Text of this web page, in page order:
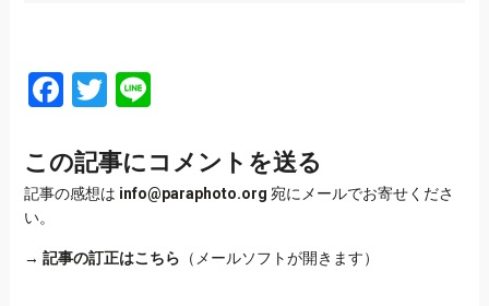
Facebook
Twitter
Line
この記事にコメントを送る
記事の感想は info@paraphoto.org 宛にメールでお寄せくださ
い。
→ 記事の訂正はこちら （メールソフトが開きます）